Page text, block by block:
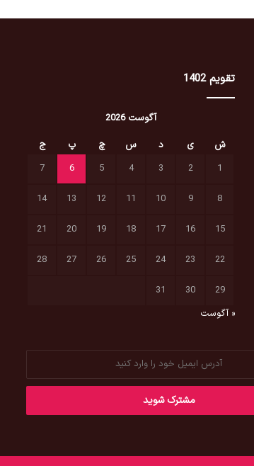
تقویم 1402
آگوست 2026
ش
ی د س چ پ
ج
1
2
3
4
5
6
7
8
9
10
11
12
13
14
15
16
17
18
19
20
21
22
23
24
25
26
27
28
29
30
31
« آگوست